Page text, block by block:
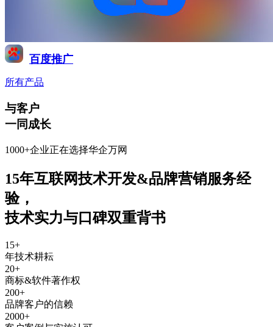
百度推广
所有产品
与客户
一同成长
1000+企业正在选择华企万网
15年互联网技术开发&品牌营销服务经
验，
技术实力与口碑双重背书
15+
年技术耕耘
20+
商标&软件著作权
200+
品牌客户的信赖
2000+